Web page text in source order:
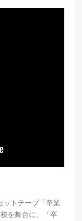
ットテープ「卒業
を舞台に、「卒